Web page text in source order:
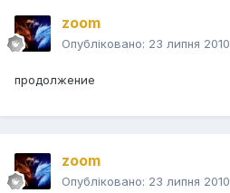
zoom
Опубліковано: 23 липня 2010
продолжение
zoom
Опубліковано: 23 липня 2010